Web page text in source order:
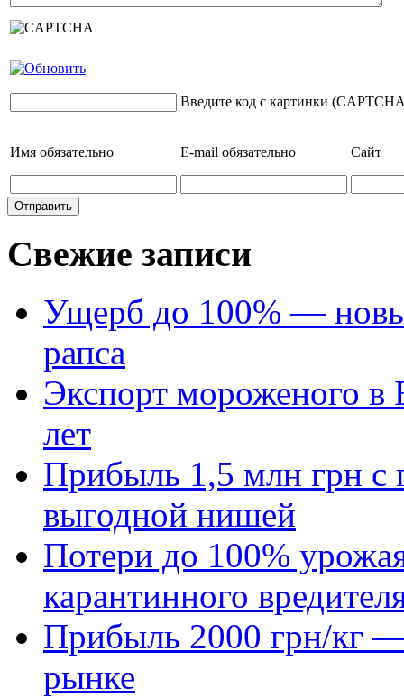
Введите код с картинки
Имя обязательно E-mail обязательно Сайт
Свежие записи
Ущерб до 100% —
рапса
Экспорт мороженого в
лет
Прибыль 1,5 млн грн с
выгодной нишей
Потери до 100%
карантинного
Прибыль 2000 грн/кг —
рынке